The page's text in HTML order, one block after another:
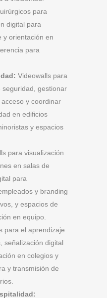
para
digital para
y orientación en
para
Videowalls para
gestionar
y coordinar
en edificios
y espacios
para visualización
en salas de
para
y branding
y espacios de
en equipo.
para el aprendizaje
señalización digital
en colegios y
y transmisión de